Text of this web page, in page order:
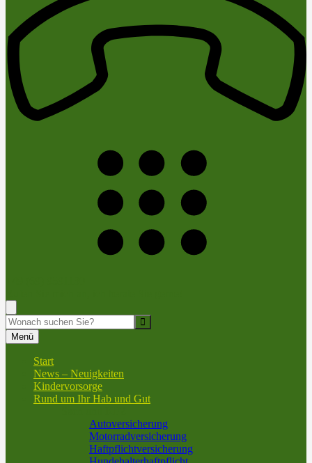
Menü
Start
News – Neuigkeiten
Kindervorsorge
Rund um Ihr Hab und Gut
Autoversicherung
Motorradversicherung
Haftpflichtversicherung